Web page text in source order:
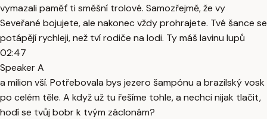
vymazali paměť ti směšní trolové. Samozřejmě, že vy
Seveřané bojujete, ale nakonec vždy prohrajete. Tvé šance se
potápějí rychleji, než tví rodiče na lodi. Ty máš lavinu lupů
02:47
Speaker A
a milion vší. Potřebovala bys jezero šampónu a brazilský vosk
po celém těle. A když už tu řešíme tohle, a nechci nijak tlačit,
hodí se tvůj bobr k tvým záclonám?